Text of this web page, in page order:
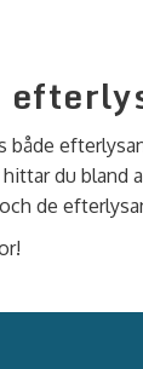
du
de